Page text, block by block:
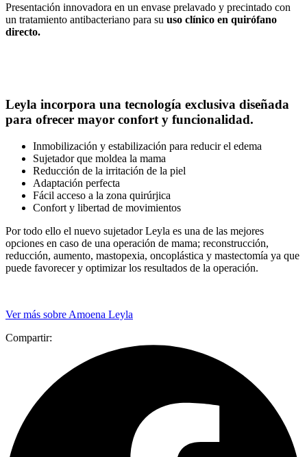
Presentación innovadora en un envase prelavado y precintado con
un tratamiento antibacteriano para su uso clínico en quirófano
directo.​
Leyla incorpora una tecnología exclusiva diseñada
para ofrecer mayor confort y funcionalidad.
Inmobilización y estabilización para reducir el edema
Sujetador que moldea la mama
Reducción de la irritación de la piel
Adaptación perfecta
Fácil acceso a la zona quirúrjica
Confort y libertad de movimientos
Por todo ello el nuevo sujetador Leyla es una de las mejores
opciones en caso de una operación de mama; reconstrucción,
reducción, aumento, mastopexia, oncoplástica y mastectomía ya que
puede favorecer y optimizar los resultados de la operación.
Ver más sobre Amoena Leyla
Compartir: